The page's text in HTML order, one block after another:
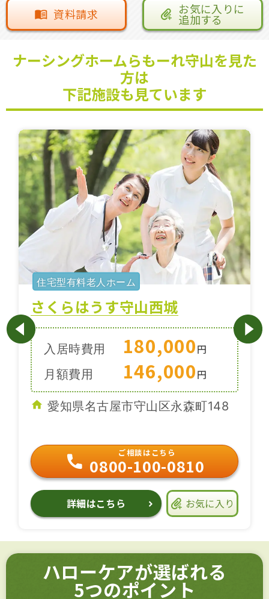
資料請求 お気に入りに
追加する
ナーシングホームらもーれ守山を見た
方は
下記施設も見ています
住宅型有料老人ホーム
さくらはうす守山西城
入居時費用 180,000円
月額費用
146,000円
愛知県名古屋市守山区永森町148
ご相談はこちら
0800-100-0810
詳細はこちら お気に入り
ハローケアが選ばれる
5つのポイント